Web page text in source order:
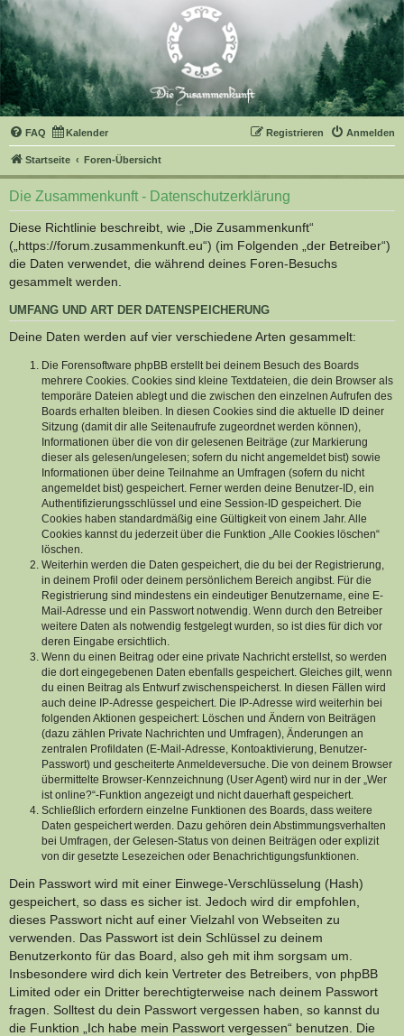
FAQ Kalender Anmelden
Registrieren
Startseite Foren-Übersicht
Die Zusammenkunft - Datenschutzerklärung
Diese Richtlinie beschreibt, wie „Die Zusammenkunft“
(„https://forum.zusammenkunft.eu“) (im Folgenden „der Betreiber“)
die Daten verwendet, die während deines Foren-Besuchs
gesammelt werden.
UMFANG UND ART DER DATENSPEICHERUNG
Deine Daten werden auf vier verschiedene Arten gesammelt:
Die Forensoftware phpBB erstellt bei deinem Besuch des Boards
mehrere Cookies. Cookies sind kleine Textdateien, die dein Browser als
temporäre Dateien ablegt und die zwischen den einzelnen Aufrufen des
Boards erhalten bleiben. In diesen Cookies sind die aktuelle ID deiner
Sitzung (damit dir alle Seitenaufrufe zugeordnet werden können),
Informationen über die von dir gelesenen Beiträge (zur Markierung
dieser als gelesen/ungelesen; sofern du nicht angemeldet bist) sowie
Informationen über deine Teilnahme an Umfragen (sofern du nicht
angemeldet bist) gespeichert. Ferner werden deine Benutzer-ID, ein
Authentifizierungsschlüssel und eine Session-ID gespeichert. Die
Cookies haben standardmäßig eine Gültigkeit von einem Jahr. Alle
Cookies kannst du jederzeit über die Funktion „Alle Cookies löschen“
löschen.
Weiterhin werden die Daten gespeichert, die du bei der Registrierung,
in deinem Profil oder deinem persönlichem Bereich angibst. Für die
Registrierung sind mindestens ein eindeutiger Benutzername, eine E-
Mail-Adresse und ein Passwort notwendig. Wenn durch den Betreiber
weitere Daten als notwendig festgelegt wurden, so ist dies für dich vor
deren Eingabe ersichtlich.
Wenn du einen Beitrag oder eine private Nachricht erstellst, so werden
die dort eingegebenen Daten ebenfalls gespeichert. Gleiches gilt, wenn
du einen Beitrag als Entwurf zwischenspeicherst. In diesen Fällen wird
auch deine IP-Adresse gespeichert. Die IP-Adresse wird weiterhin bei
folgenden Aktionen gespeichert: Löschen und Ändern von Beiträgen
(dazu zählen Private Nachrichten und Umfragen), Änderungen an
zentralen Profildaten (E-Mail-Adresse, Kontoaktivierung, Benutzer-
Passwort) und gescheiterte Anmeldeversuche. Die von deinem Browser
übermittelte Browser-Kennzeichnung (User Agent) wird nur in der „Wer
ist online?“-Funktion angezeigt und nicht dauerhaft gespeichert.
Schließlich erfordern einzelne Funktionen des Boards, dass weitere
Daten gespeichert werden. Dazu gehören dein Abstimmungsverhalten
bei Umfragen, der Gelesen-Status von deinen Beiträgen oder explizit
von dir gesetzte Lesezeichen oder Benachrichtigungsfunktionen.
Dein Passwort wird mit einer Einwege-Verschlüsselung (Hash)
gespeichert, so dass es sicher ist. Jedoch wird dir empfohlen,
dieses Passwort nicht auf einer Vielzahl von Webseiten zu
verwenden. Das Passwort ist dein Schlüssel zu deinem
Benutzerkonto für das Board, also geh mit ihm sorgsam um.
Insbesondere wird dich kein Vertreter des Betreibers, von phpBB
Limited oder ein Dritter berechtigterweise nach deinem Passwort
fragen. Solltest du dein Passwort vergessen haben, so kannst du
die Funktion „Ich habe mein Passwort vergessen“ benutzen. Die